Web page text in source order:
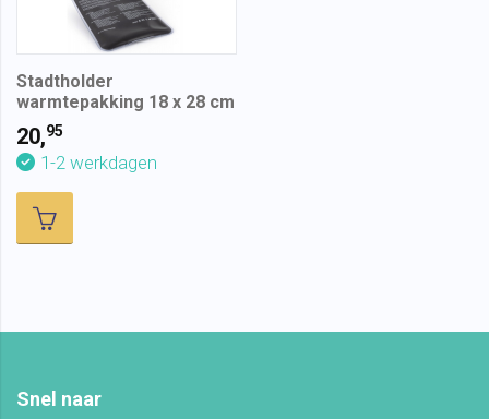
Stadtholder
warmtepakking 18 x 28 cm
20,95
1-2 werkdagen
Snel naar